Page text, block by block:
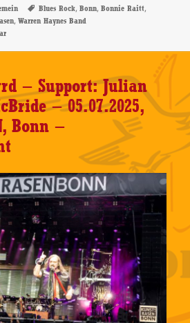
Schlagwörter
Blues Rock,Bonn,Bonnie Raitt,
,Warren Haynes Band
zu Bonnie Raitt & Warren Haynes – Support: Henrik
– Support: Julian
– 05.07.2025,
Bonn –